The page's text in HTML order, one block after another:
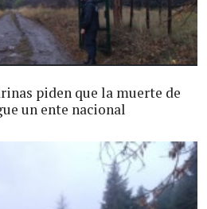
piden que la muerte de
un ente nacional